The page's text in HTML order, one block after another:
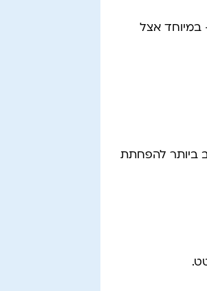
במיוחד אצל
ביותר להפחתת